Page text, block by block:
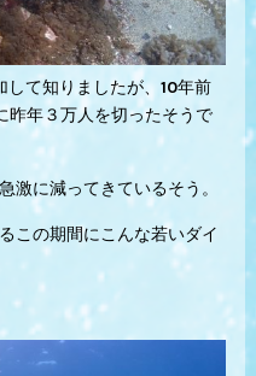
して知りましたが、10年前
昨年３万人を切ったそうで
激に減ってきているそう。
この期間にこんな若いダイ